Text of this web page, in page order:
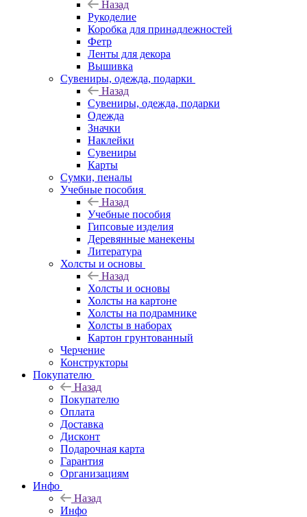
Назад
Рукоделие
Коробка для принадлежностей
Фетр
Ленты для декора
Вышивка
Сувениры, одежда, подарки
Назад
Сувениры, одежда, подарки
Одежда
Значки
Наклейки
Сувениры
Карты
Сумки, пеналы
Учебные пособия
Назад
Учебные пособия
Гипсовые изделия
Деревянные манекены
Литература
Холсты и основы
Назад
Холсты и основы
Холсты на картоне
Холсты на подрамнике
Холсты в наборах
Картон грунтованный
Черчение
Конструкторы
Покупателю
Назад
Покупателю
Оплата
Доставка
Дисконт
Подарочная карта
Гарантия
Организациям
Инфо
Назад
Инфо